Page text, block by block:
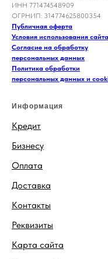
ИНН 771474548909
ОГРНИП: 314774625800354
Публичная оферта
Условия использования сайта
Согласие на обработку
персональных данных
Политика обработки
персональных данных и
Информация
Кредит
Бизнесу
Оплата
Доставка
Контакты
Реквизиты
Карта сайта